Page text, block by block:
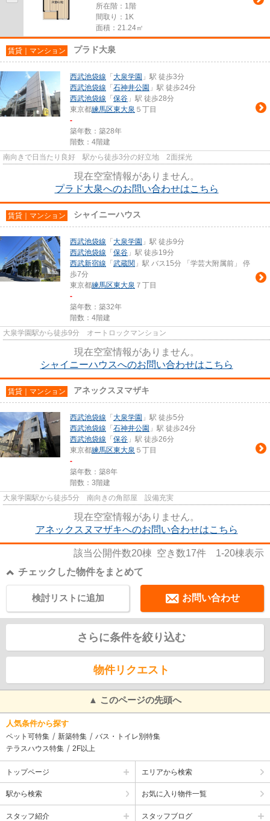
所在階：1階
間取り：1K
面積：21.24㎡
賃貸｜マンション プラド大泉
西武池袋線 「 大泉学園 」駅 徒歩3分
西武池袋線 「 石神井公園 」駅 徒歩24分
西武池袋線 「 保谷 」駅 徒歩28分
東京都練馬区東大泉 ５丁目
-
築年数：築28年
階数：4階建
南向きで日当たり良好 駅から徒歩3分の好立地 2面採光
現在空室情報がありません。
プラド大泉へのお問い合わせはこちら
賃貸｜マンション シャイニーハウス
西武池袋線 「 大泉学園 」駅 徒歩9分
西武池袋線 「 保谷 」駅 徒歩19分
西武新宿線 「 武蔵関 」駅 バス15分 「学芸大附属前」 停
歩7分
東京都練馬区東大泉 ７丁目
-
築年数：築32年
階数：4階建
大泉学園駅から徒歩9分 オートロックマンション
現在空室情報がありません。
シャイニーハウスへのお問い合わせはこちら
賃貸｜マンション アネックスヌマザキ
西武池袋線 「 大泉学園 」駅 徒歩5分
西武池袋線 「 石神井公園 」駅 徒歩24分
西武池袋線 「 保谷 」駅 徒歩26分
東京都練馬区東大泉 ５丁目
-
築年数：築8年
階数：3階建
大泉学園駅から徒歩5分 南向きの角部屋 設備充実
現在空室情報がありません。
アネックスヌマザキへのお問い合わせはこちら
該当公開件数20棟 空き数17件 1-20棟表示
チェックした物件をまとめて
お問い合わせ
検討リストに追加
さらに条件を絞り込む
物件リクエスト
▲ このページの先頭へ
人気条件から探す
ペット可特集 新築特集
バス・トイレ別特集
テラスハウス特集
2F以上
トップページ エリアから検索
駅から検索 お気に入り物件一覧
スタッフ紹介 スタッフブログ